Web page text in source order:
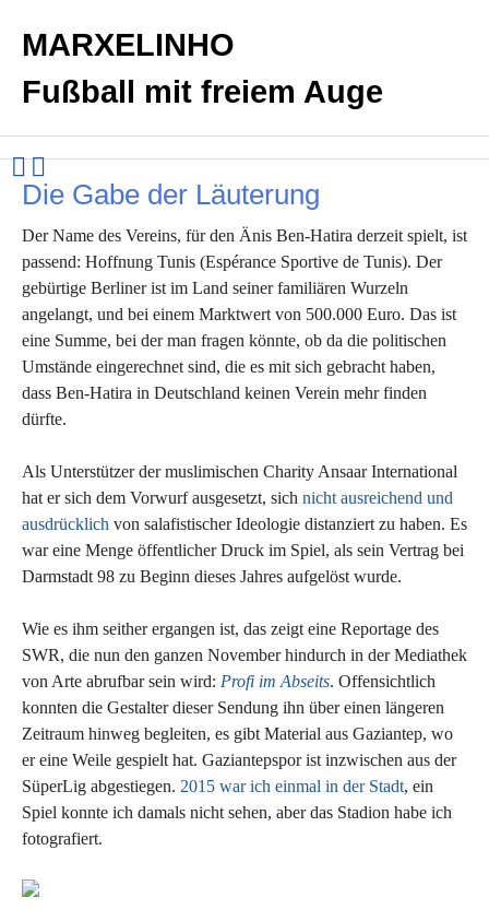
MARXELINHO
Fußball mit freiem Auge
Die Gabe der Läuterung
Der Name des Vereins, für den Änis Ben-Hatira derzeit spielt, ist
passend: Hoffnung Tunis (Espérance Sportive de Tunis). Der
gebürtige Berliner ist im Land seiner familiären Wurzeln
angelangt, und bei einem Marktwert von 500.000 Euro. Das ist
eine Summe, bei der man fragen könnte, ob da die politischen
Umstände eingerechnet sind, die es mit sich gebracht haben,
dass Ben-Hatira in Deutschland keinen Verein mehr finden
dürfte.
Als Unterstützer der muslimischen Charity Ansaar International
hat er sich dem Vorwurf ausgesetzt, sich nicht ausreichend und
ausdrücklich von salafistischer Ideologie distanziert zu haben. Es
war eine Menge öffentlicher Druck im Spiel, als sein Vertrag bei
Darmstadt 98 zu Beginn dieses Jahres aufgelöst wurde.
Wie es ihm seither ergangen ist, das zeigt eine Reportage des
SWR, die nun den ganzen November hindurch in der Mediathek
von Arte abrufbar sein wird: Profi im Abseits. Offensichtlich
konnten die Gestalter dieser Sendung ihn über einen längeren
Zeitraum hinweg begleiten, es gibt Material aus Gaziantep, wo
er eine Weile gespielt hat. Gaziantepspor ist inzwischen aus der
SüperLig abgestiegen. 2015 war ich einmal in der Stadt, ein
Spiel konnte ich damals nicht sehen, aber das Stadion habe ich
fotografiert.